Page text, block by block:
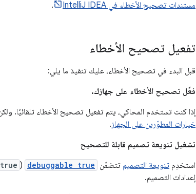
مستندات تصحيح الأخطاء في IntelliJ IDEA
.
تفعيل تصحيح الأخطاء
قبل البدء في تصحيح الأخطاء، عليك تنفيذ ما يلي:
فعِّل تصحيح الأخطاء على جهازك.
إذا كنت تستخدم المحاكي، يتم تفعيل تصحيح الأخطاء تلقائيًا.
خيارات المطوّرين على الجهاز.
تشغيل تنويعة تصميم قابلة للتصحيح
استخدِم تنويعة التصميم تتضمّن debuggable true
(
إعدادات التصميم.